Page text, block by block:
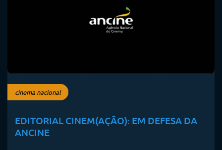
cinema nacional
EDITORIAL CINEM(AÇÃO): EM DEFESA DA
ANCINE